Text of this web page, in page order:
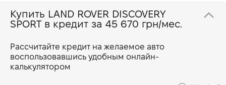
Прайс Discovery Sport 2.0 D 163 S
Купить LAND ROVER DISCOVERY
SPORT в кредит за 45 670 грн/мес.
Рассчитайте кредит на желаемое авто
воспользовавшись удобным онлайн-
калькулятором